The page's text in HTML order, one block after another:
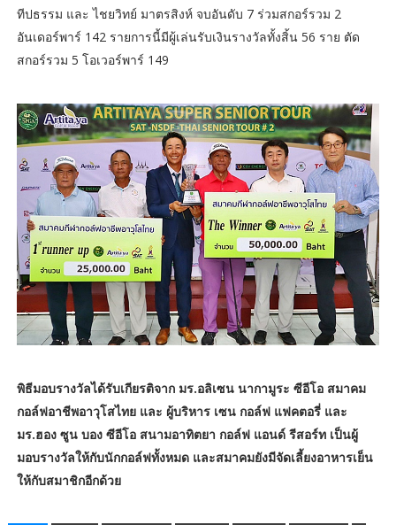
ทีปธรรม และ ไชยวิทย์ มาตรสิงห์ จบอันดับ 7 ร่วมสกอร์รวม 2
อันเดอร์พาร์ 142 รายการนี้มีผู้เล่นรับเงินรางวัลทั้งสิ้น 56 ราย ตัด
สกอร์รวม 5 โอเวอร์พาร์ 149
พิธีมอบรางวัลได้รับเกียรติจาก มร.อลิเซน นากามูระ ซีอีโอ สมาคม
กอล์ฟอาชีพอาวุโสไทย และ ผู้บริหาร เซน กอล์ฟ แฟคตอรี่ และ
มร.ฮอง ซูน บอง ซีอีโอ สนามอาทิตยา กอล์ฟ แอนด์ รีสอร์ท เป็นผู้
มอบรางวัลให้กับนักกอล์ฟทั้งหมด และสมาคมยังมีจัดเลี้ยงอาหารเย็น
ให้กับสมาชิกอีกด้วย